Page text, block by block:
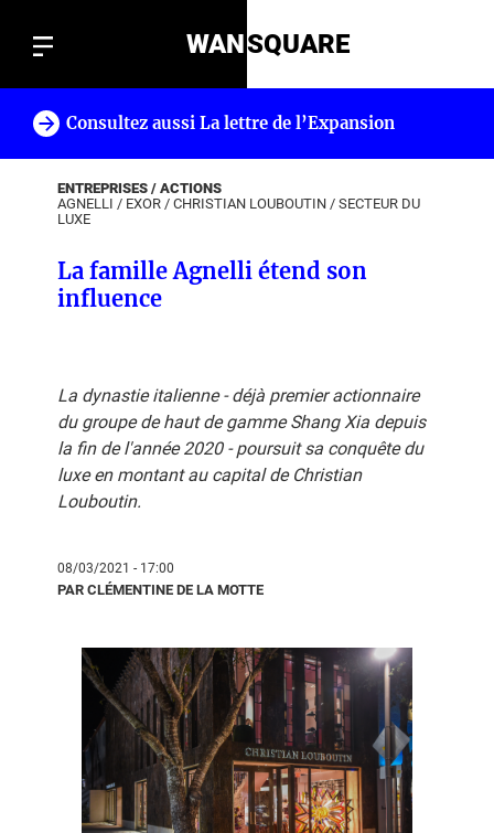
WANSQUARE
Consultez aussi La lettre de l’Expansion
ENTREPRISES / ACTIONS
AGNELLI / EXOR / CHRISTIAN LOUBOUTIN / SECTEUR DU
LUXE
La famille Agnelli étend son
influence
La dynastie italienne - déjà premier actionnaire
du groupe de haut de gamme Shang Xia depuis
la fin de l'année 2020 - poursuit sa conquête du
luxe en montant au capital de Christian
Louboutin.
08/03/2021 - 17:00
PAR CLÉMENTINE DE LA MOTTE